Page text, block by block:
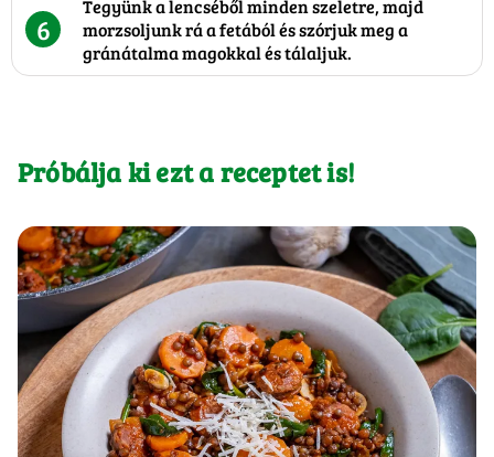
6
Tegyünk a lencséből minden szeletre, majd
morzsoljunk rá a fetából és szórjuk meg a
gránátalma magokkal és tálaljuk.
Próbálja ki ezt a receptet is!